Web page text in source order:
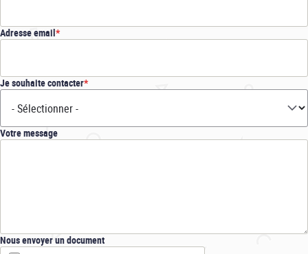
Adresse email
Je souhaite contacter
Votre message
Nous envoyer un document